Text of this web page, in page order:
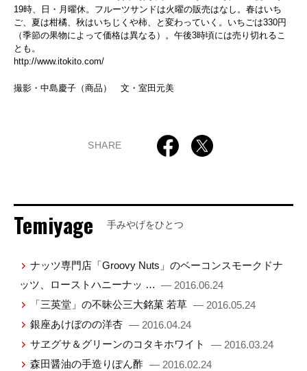
19時、日・月曜休。フルーツサンドは火曜の販売はなし。春はいち
ご、夏は柑橘、秋はいちじくや柿、と変わっていく。いちごは330円
（季節の果物によって価格は異なる）。午後3時頃には売り切れるこ
とも。
http://www.itokito.com/
撮影・中島慶子（商品） 文・室田元美
SHARE
Temiyage 手みやげをひとつ
ナッツ専門店「Groovy Nuts」のベーコンスモークドナ
ッツ、ローストハニーナッ … — 2016.06.24
「三英堂」の不昧公三大銘菓 若草 — 2016.05.24
銀座あけぼのの洋杏 — 2016.04.24
サヱグサ＆グリーンのコタキホワイト
— 2016.03.24
森田醤油の手造りぽん酢 — 2016.02.24